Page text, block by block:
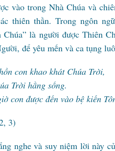
vào trong Nhà Chúa và
thiên thần. Trong ngôn
Chúa” là người được Thiên
để yêu mến và ca tụng
con khao khát Chúa Trời,
Trời hằng sống.
con được đến vào bệ kiến
3)
nghe và suy niệm lời này